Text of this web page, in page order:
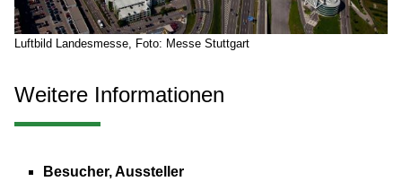
Luftbild Landesmesse, Foto: Messe Stuttgart
Weitere Informationen
Besucher, Aussteller